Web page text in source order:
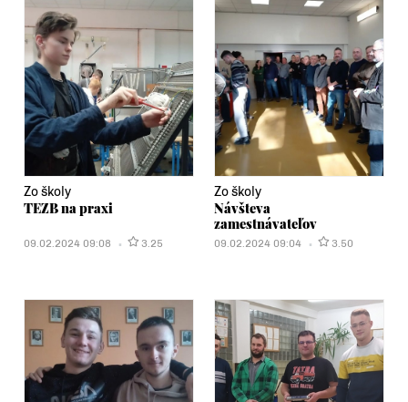
Zo školy
TEZB na praxi
09.02.2024 09:08 3.25
Zo školy
Návšteva
zamestnávateľov
09.02.2024 09:04 3.50